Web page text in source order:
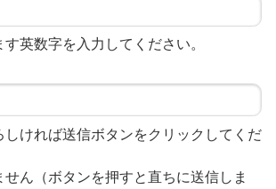
英数字を入力してください。
しければ送信ボタンをクリックしてくだ
ん（ボタンを押すと直ちに送信しま